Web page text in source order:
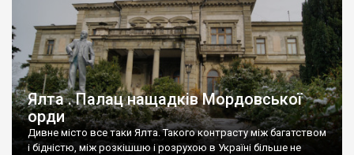
Ялта . Палац нащадків Мордовської
орди
Дивне місто все таки Ялта. Такого контрасту між багатством
і бідністю, між розкішшю і розрухою в Україні більше не